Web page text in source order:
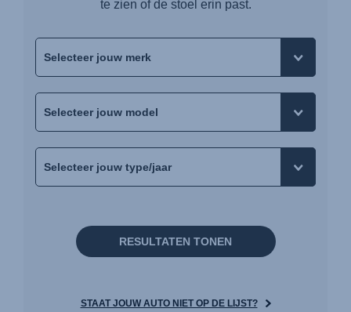
te zien of de stoel erin past.
RESULTATEN TONEN
STAAT JOUW AUTO NIET OP DE LIJST?